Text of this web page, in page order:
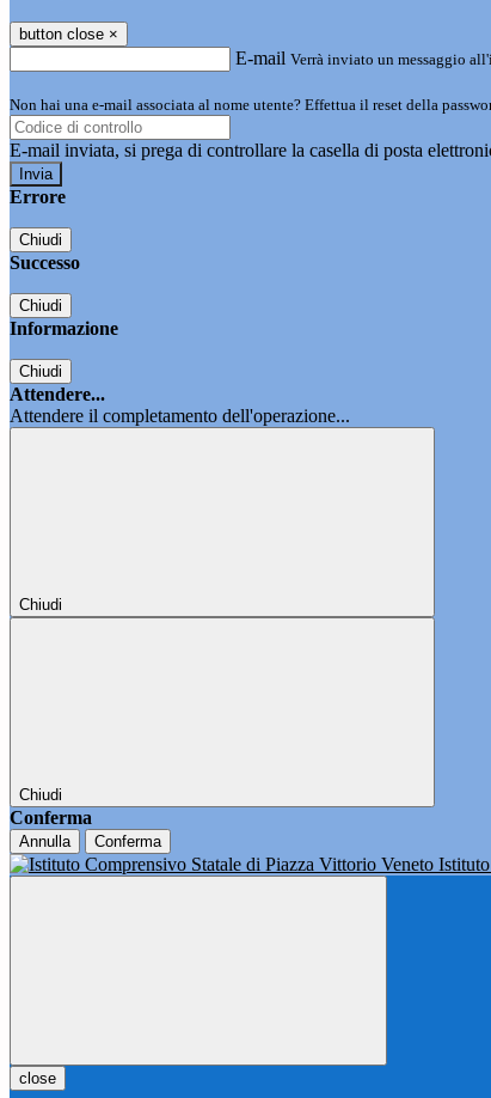
button close ×
E-mail Verrà inviato un messaggio
Non hai una e-mail associata al nome utente? Effettua il reset della
E-mail inviata, si prega di controllare la casella di posta
Errore
Chiudi
Successo
Chiudi
Informazione
Chiudi
Attendere...
Attendere il completamento dell'operazione...
Chiudi
Chiudi
Conferma
Annulla Conferma
close